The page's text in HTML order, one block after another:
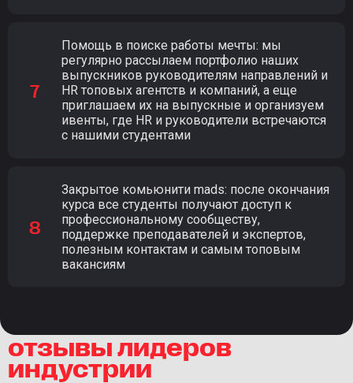
Помощь в поиске работы мечты: мы
регулярно рассылаем портфолио наших
выпускников руководителям направлений и
HR топовых агентств и компаний, а еще
приглашаем их на выпускные и организуем
ивенты, где HR и руководители встречаются
с нашими студентами
Закрытое комьюнити mads: после окончания
курса все студенты получают доступ к
профессиональному сообществу,
поддержке преподавателей и экспертов,
полезным контактам и самым топовым
вакансиям
отзывы лидеров
индустрии